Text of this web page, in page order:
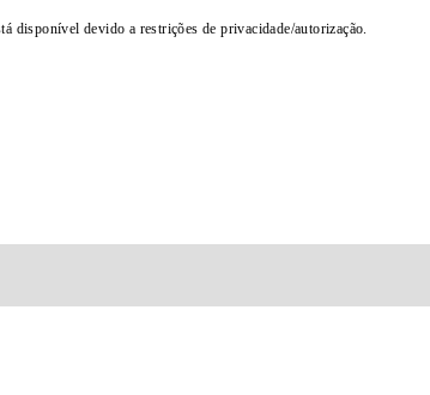
disponível devido a restrições de privacidade/autorização.